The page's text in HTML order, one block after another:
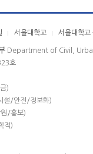
서울대학교 서울대학교
Department of Civil,
호
)
설/안전/정보화)
/홍보)
적)